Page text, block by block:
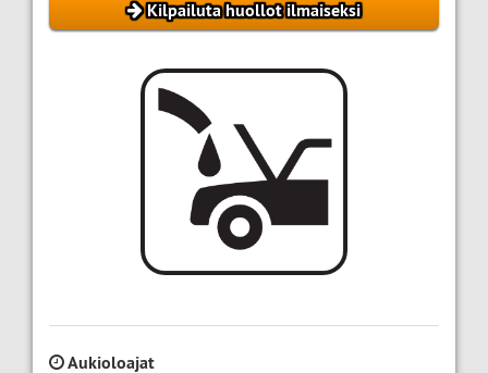
Kilpailuta huollot ilmaiseksi
Aukioloajat